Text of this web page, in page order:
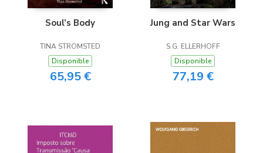
Soul’s Body
TINA STROMSTED
Disponible
65,95 €
Jung and Star Wars
S.G. ELLERHOFF
Disponible
77,19 €